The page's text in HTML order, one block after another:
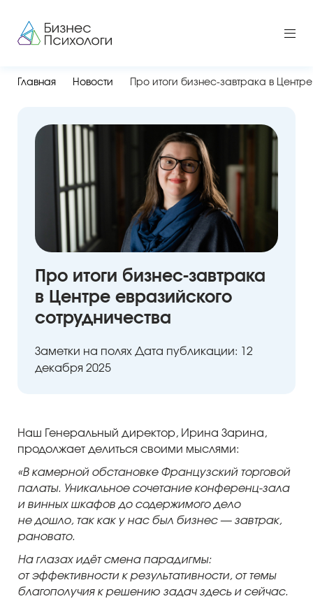
Главная Новости Про итоги бизнес-завтрака в
Про итоги бизнес-завтрака
в Центре евразийского
сотрудничества
Заметки на полях Дата публикации: 12
декабря 2025
Наш Генеральный директор, Ирина Зарина,
продолжает делиться своими мыслями:
«В камерной обстановке Французский торговой
палаты. Уникальное сочетание конференц-зала
и винных шкафов до содержимого дело
не дошло, так как у нас был бизнес — завтрак,
рановато.
На глазах идёт смена парадигмы:
от эффективности к результативности, от темы
благополучия к решению задач здесь и сейчас.